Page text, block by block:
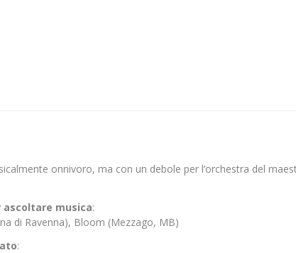
onnivoro, ma con un debole per l’orchestra del
musica:
di Ravenna), Bloom (Mezzago, MB)
: